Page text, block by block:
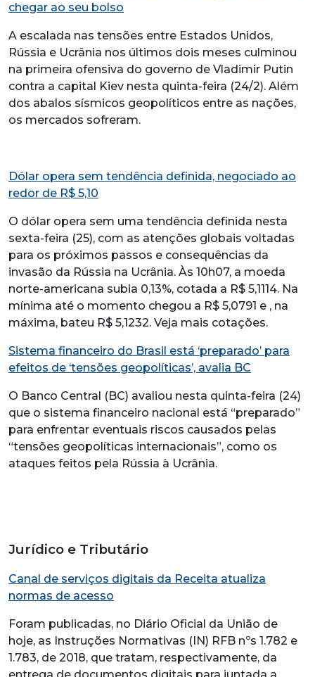
chegar ao seu bolso
A escalada nas tensões entre Estados Unidos,
Rússia e Ucrânia nos últimos dois meses culminou
na primeira ofensiva do governo de Vladimir Putin
contra a capital Kiev nesta quinta-feira (24/2). Além
dos abalos sísmicos geopolíticos entre as nações,
os mercados sofreram.
Dólar opera sem tendência definida, negociado ao
redor de R$ 5,10
O dólar opera sem uma tendência definida nesta
sexta-feira (25), com as atenções globais voltadas
para os próximos passos e consequências da
invasão da Rússia na Ucrânia. Às 10h07, a moeda
norte-americana subia 0,13%, cotada a R$ 5,1114. Na
mínima até o momento chegou a R$ 5,0791 e , na
máxima, bateu R$ 5,1232. Veja mais cotações.
Sistema financeiro do Brasil está ‘preparado’ para
efeitos de ‘tensões geopolíticas’, avalia BC
O Banco Central (BC) avaliou nesta quinta-feira (24)
que o sistema financeiro nacional está “preparado”
para enfrentar eventuais riscos causados pelas
“tensões geopolíticas internacionais”, como os
ataques feitos pela Rússia à Ucrânia.
Jurídico e Tributário
Canal de serviços digitais da Receita atualiza
normas de acesso
Foram publicadas, no Diário Oficial da União de
hoje, as Instruções Normativas (IN) RFB nºs 1.782 e
1.783, de 2018, que tratam, respectivamente, da